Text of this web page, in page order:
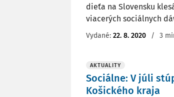
dieťa na Slovensku
viacerých sociálnych
Vydané: 22. 8. 2020 / 3
AKTUALITY
Sociálne: V júli
Košického kraja